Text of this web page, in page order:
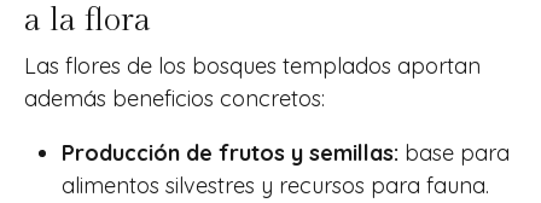
a la flora
Las flores de los bosques templados aportan
además beneficios concretos:
Producción de frutos y semillas: base para
alimentos silvestres y recursos para fauna.